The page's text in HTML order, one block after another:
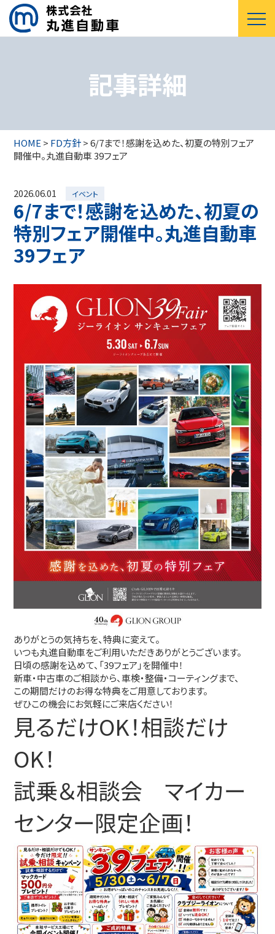
記事詳細
HOME> FD方針>6/7まで！感謝を込めた、初夏の特別フェア
開催中。丸進自動車 39フェア
2026.06.01 イベント
6/7まで！感謝を込めた、初夏の
特別フェア開催中。丸進自動車
39フェア
ありがとうの気持ちを、特典に変えて。
いつも丸進自動車をご利用いただきありがとうございます。
日頃の感謝を込めて、「39フェア」を開催中！
新車・中古車のご相談から、車検・整備・コーティングまで、
この期間だけのお得な特典をご用意しております。
ぜひこの機会にお気軽にご来店ください！
見るだけOK！相談だけ
OK！
試乗＆相談会 マイカー
センター限定企画！